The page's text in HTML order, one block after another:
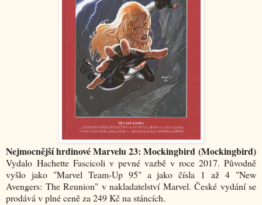
Nejmocnější hrdinové Marvelu 23: Mockingbird (Mockingbird)
Vydalo Hachette Fascicoli v pevné vazbě v roce 2017. Původně
vyšlo jako "Marvel Team-Up 95" a jako čísla 1 až 4 "New
Avengers: The Reunion" v nakladatelství Marvel. České vydání se
prodává v plné ceně za 249 Kč na stáncích.